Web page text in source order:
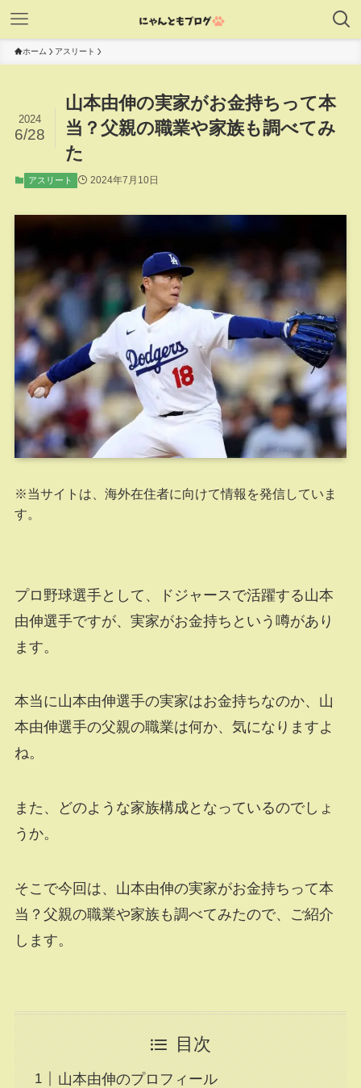
ホーム アスリート
山本由伸の実家がお金持ちって本
当？父親の職業や家族も調べてみ
た
2024
6/28
アスリート 2024年7月10日
※当サイトは、海外在住者に向けて情報を発信していま
す。
プロ野球選手として、ドジャースで活躍する山本
由伸選手ですが、実家がお金持ちという噂があり
ます。
本当に山本由伸選手の実家はお金持ちなのか、山
本由伸選手の父親の職業は何か、気になりますよ
ね。
また、どのような家族構成となっているのでしょ
うか。
そこで今回は、山本由伸の実家がお金持ちって本
当？父親の職業や家族も調べてみたので、ご紹介
します。
目次
山本由伸のプロフィール